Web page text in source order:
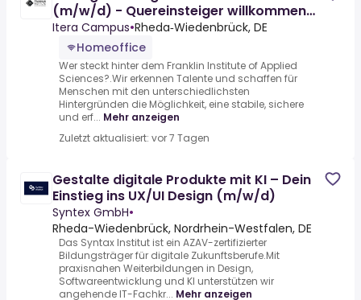
(m/w/d) - Quereinsteiger willkommen
(100% Homeoffice)
Itera Campus•Rheda‑Wiedenbrück, DE
Homeoffice
Wer steckt hinter dem Franklin Institute of Applied
Sciences?.Wir erkennen Talente und schaffen für
Menschen mit den unterschiedlichsten
Hintergründen die Möglichkeit, eine stabile, sichere
und erf... Mehr anzeigen
Zuletzt aktualisiert: vor 7 Tagen
Gestalte digitale Produkte mit KI – Dein
Einstieg ins UX/UI Design (m/w/d)
Syntex GmbH•
Rheda-Wiedenbrück, Nordrhein-Westfalen, DE
Das Syntax Institut ist ein AZAV-zertifizierter
Bildungsträger für digitale Zukunftsberufe.Mit
praxisnahen Weiterbildungen in Design,
Softwareentwicklung und KI unterstützen wir
angehende IT-Fachkr... Mehr anzeigen